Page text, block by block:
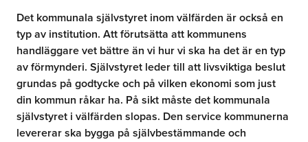
Det kommunala självstyret inom välfärden är också en
typ av institution. Att förutsätta att kommunens
handläggare vet bättre än vi hur vi ska ha det är en typ
av förmynderi. Självstyret leder till att livsviktiga beslut
grundas på godtycke och på vilken ekonomi som just
din kommun råkar ha. På sikt måste det kommunala
självstyret i välfärden slopas. Den service kommunerna
levererar ska bygga på självbestämmande och